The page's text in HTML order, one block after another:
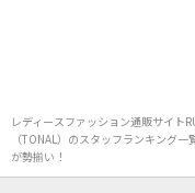
レディースファッション通販サイト
（TONAL）のスタッフランキング
が勢揃い！